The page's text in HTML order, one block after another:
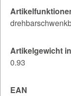
Artikelgewicht
0.93
EAN